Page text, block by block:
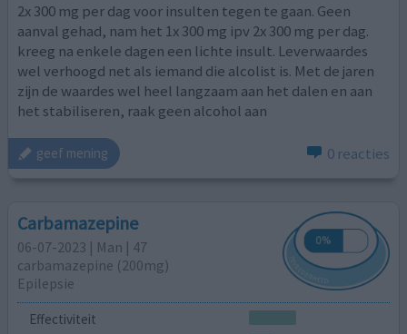
2x 300 mg per dag voor insulten tegen te gaan. Geen
aanval gehad, nam het 1x 300 mg ipv 2x 300 mg per dag.
kreeg na enkele dagen een lichte insult. Leverwaardes
wel verhoogd net als iemand die alcolist is. Met de jaren
zijn de waardes wel heel langzaam aan het dalen en aan
het stabiliseren, raak geen alcohol aan
geef mening 0 reacties
Carbamazepine
06-07-2023 | Man | 47
carbamazepine (200mg)
Epilepsie
Effectiviteit